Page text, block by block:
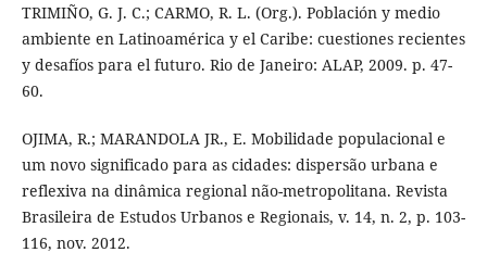
TRIMIÑO, G. J. C.; CARMO, R. L. (Org.). Población y medio
ambiente en Latinoamérica y el Caribe: cuestiones recientes
y desafíos para el futuro. Rio de Janeiro: ALAP, 2009. p. 47-
60.
OJIMA, R.; MARANDOLA JR., E. Mobilidade populacional e
um novo significado para as cidades: dispersão urbana e
reflexiva na dinâmica regional não-metropolitana. Revista
Brasileira de Estudos Urbanos e Regionais, v. 14, n. 2, p. 103-
116, nov. 2012.